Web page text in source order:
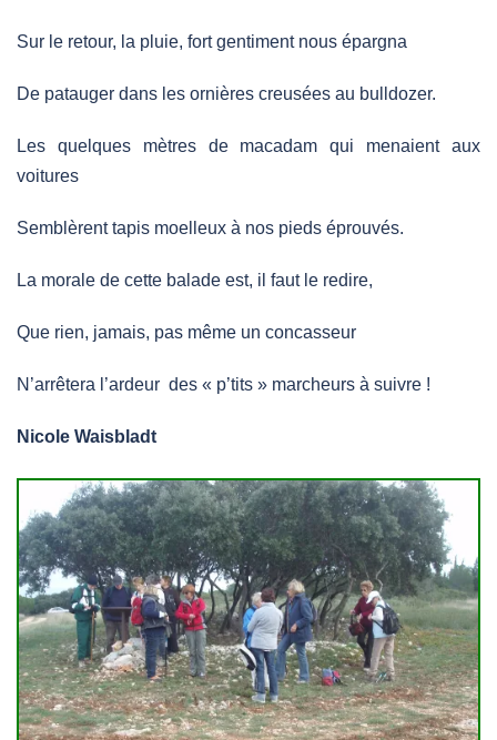
Sur le retour, la pluie, fort gentiment nous épargna
De patauger dans les ornières creusées au bulldozer.
Les quelques mètres de macadam qui menaient aux
voitures
Semblèrent tapis moelleux à nos pieds éprouvés.
La morale de cette balade est, il faut le redire,
Que rien, jamais, pas même un concasseur
N’arrêtera l’ardeur des « p’tits » marcheurs à suivre !
Nicole Waisbladt